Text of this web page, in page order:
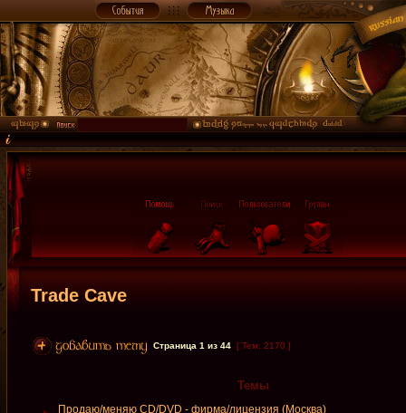
Trade Cave
Страница 1 из 44 [ Тем: 2170 ]
Темы
Продаю/меняю CD/DVD - фирма/лицензия (Москва)